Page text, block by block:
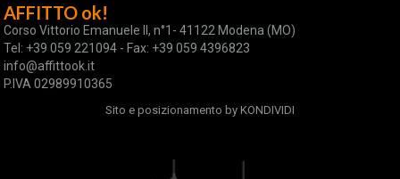
AFFITTO ok!
Corso Vittorio Emanuele II, n°1- 41122 Modena (MO)
Tel: +39 059 221094 - Fax: +39 059 4396823
info@affittook.it
P.IVA 02989910365
Sito e posizionamento by KONDIVIDI